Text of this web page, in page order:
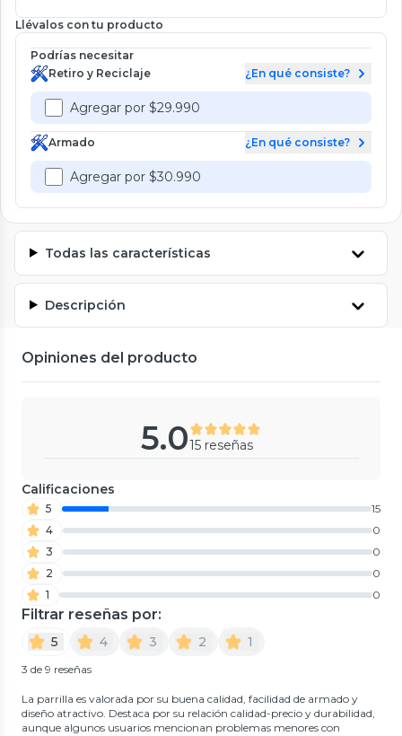
Llévalos con tu producto
Podrías necesitar
Retiro y Reciclaje
¿En qué consiste?
Agregar por $29.990
Armado ¿En qué consiste?
Agregar por $30.990
Todas las características
Descripción
Opiniones del producto
5.015 reseñas
Calificaciones
5
15
4
0
3
0
2
0
1
0
Filtrar reseñas por:
5 4 3 2 1
3 de 9 reseñas
La parrilla es valorada por su buena calidad, facilidad de armado y
diseño atractivo. Destaca por su relación calidad-precio y durabilidad,
aunque algunos usuarios mencionan problemas menores con